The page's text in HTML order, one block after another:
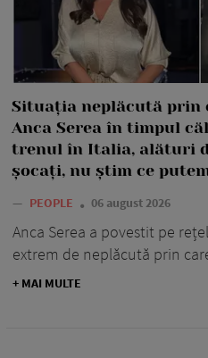
Situația neplăcută prin
Anca Serea în timpul
trenul în Italia, alături
șocați, nu știm ce
— PEOPLE 06 august 2026
Anca Serea a povestit pe
extrem de neplăcută prin
+ MAI MULTE